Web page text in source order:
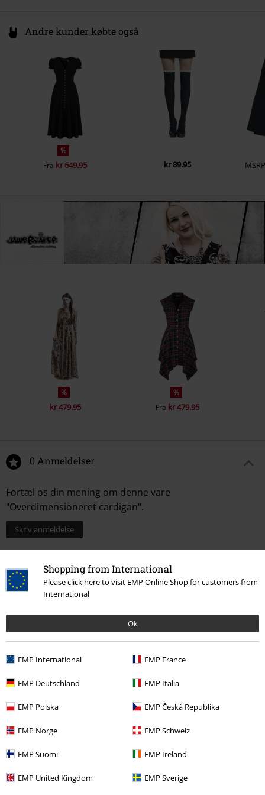
Shopping from International
Please click here to visit EMP Online Shop for customers from
International
Ok
EMP International EMP France
EMP Deutschland EMP Italia
EMP Polska EMP Česká Republika
EMP Norge EMP Schweiz
EMP Suomi EMP Ireland
EMP United Kingdom EMP Sverige
Andre kunder købte også
%
Fra kr 649.95 kr 89.95 MSRP
%
kr 479.95
%
Fra kr 479.95
0 Anmeldelser
Fortæl os din mening om denne vare
"Overdimensioneret cardigan".
Skriv anmeldelse
Senest besøgt